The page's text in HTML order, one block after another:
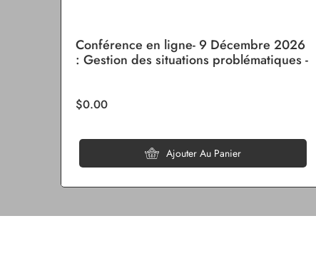
Conférence en ligne- 9 Décembre 2026
: Gestion des situations problématiques -
$0.00
Ajouter Au Panier